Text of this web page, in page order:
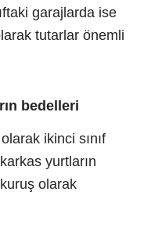
garajlarda ise
tutarlar önemli
bedelleri
ikinci sınıf
yurtların
olarak